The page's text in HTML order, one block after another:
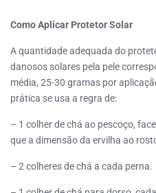
Como Aplicar Protetor Solar
A quantidade adequada do
danosos solares pela pele
média, 25-30 gramas por
prática se usa a regra de:
– 1 colher de chá ao pescoço,
que a dimensão da ervilha ao
– 2 colheres de chá a cada perna.